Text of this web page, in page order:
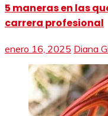
5 maneras en las
carrera profesional
enero 16, 2025 Diana